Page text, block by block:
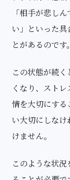
「相手が悲し
い」といった
とがあるのです。
この状態が続
くなり、スト
情を大切にする
い大切にしな
けません。
このような状